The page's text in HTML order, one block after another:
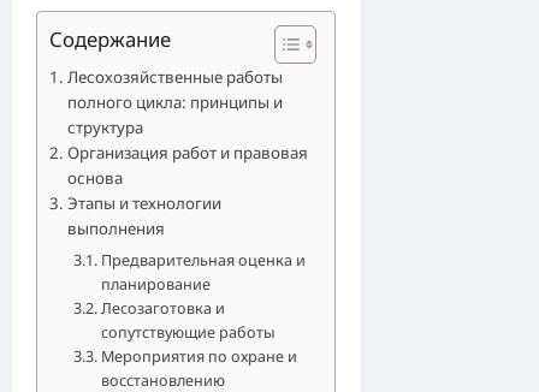
Содержание
Лесохозяйственные работы
полного цикла: принципы и
структура
Организация работ и правовая
основа
Этапы и технологии
выполнения
Предварительная оценка и
планирование
Лесозаготовка и
сопутствующие работы
Мероприятия по охране и
восстановлению